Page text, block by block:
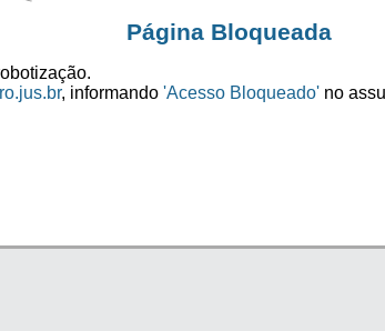
Página Bloqueada
, informando 'Acesso Bloqueado' no